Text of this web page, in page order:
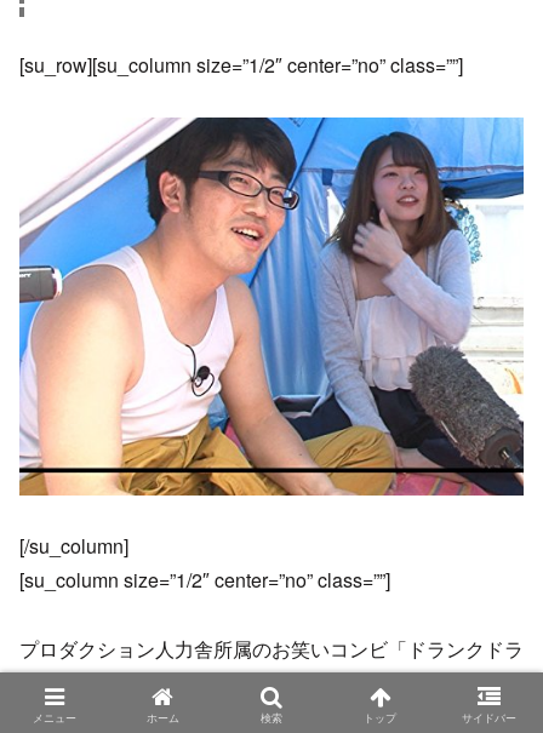
[su_row][su_column size=”1/2″ center=”no” class=””]
[/su_column]
[su_column size=”1/2″ center=”no” class=””]
プロダクション人力舎所属のお笑いコンビ「ドランクドラ
ゴン」のツッコミ担当
メニュー ホーム 検索 トップ サイドバー